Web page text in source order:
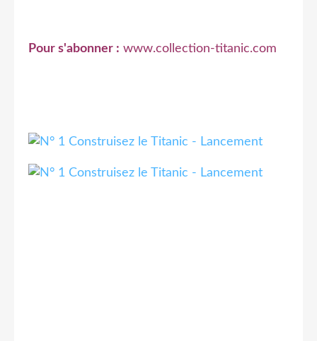
Pour s'abonner : www.collection-titanic.com